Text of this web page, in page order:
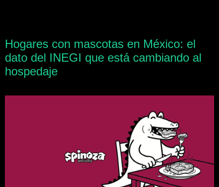
Hogares con mascotas en México: el
dato del INEGI que está cambiando al
hospedaje